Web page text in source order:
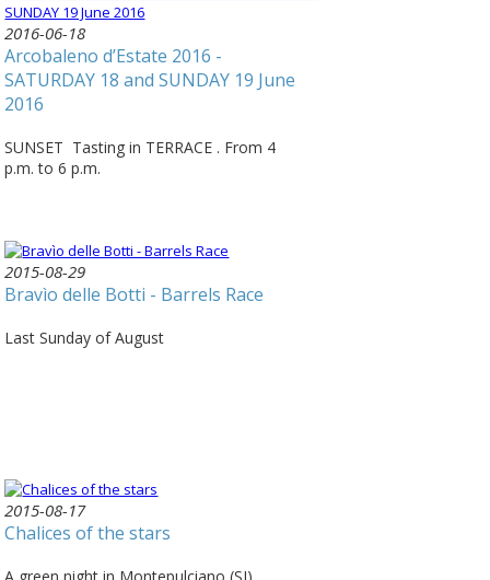
2016-06-18
Arcobaleno d’Estate 2016 -
SATURDAY 18 and SUNDAY 19 June
2016
SUNSET Tasting in TERRACE . From 4
p.m. to 6 p.m.
2015-08-29
Bravìo delle Botti - Barrels Race
Last Sunday of August
2015-08-17
Chalices of the stars